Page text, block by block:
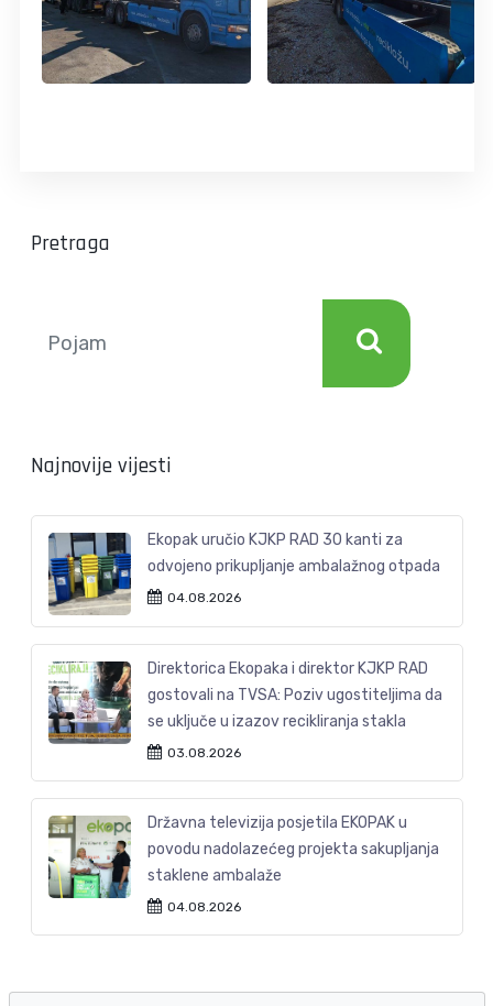
Pretraga
Najnovije vijesti
Ekopak uručio KJKP RAD 30 kanti za
odvojeno prikupljanje ambalažnog otpada
04.08.2026
Direktorica Ekopaka i direktor KJKP RAD
gostovali na TVSA: Poziv ugostiteljima da
se uključe u izazov recikliranja stakla
03.08.2026
Državna televizija posjetila EKOPAK u
povodu nadolazećeg projekta sakupljanja
staklene ambalaže
04.08.2026